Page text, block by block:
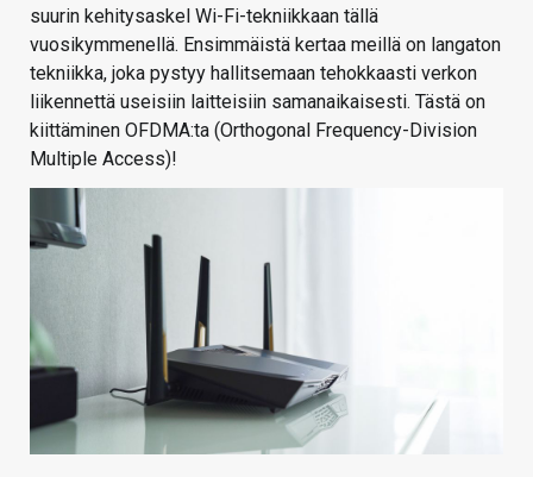
suurin kehitysaskel Wi-Fi-tekniikkaan tällä
vuosikymmenellä. Ensimmäistä kertaa meillä on langaton
tekniikka, joka pystyy hallitsemaan tehokkaasti verkon
liikennettä useisiin laitteisiin samanaikaisesti. Tästä on
kiittäminen OFDMA:ta (Orthogonal Frequency-Division
Multiple Access)!